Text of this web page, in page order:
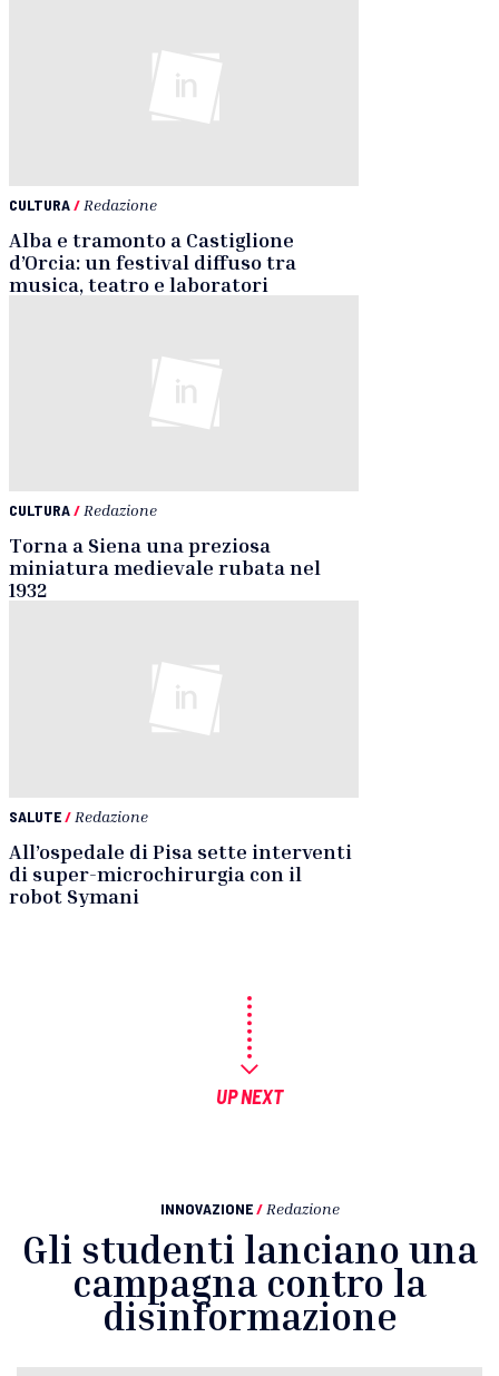
CULTURA/ Redazione
Alba e tramonto a Castiglione
d’Orcia: un festival diffuso tra
musica, teatro e laboratori
CULTURA/ Redazione
Torna a Siena una preziosa
miniatura medievale rubata nel
1932
SALUTE/ Redazione
All’ospedale di Pisa sette interventi
di super-microchirurgia con il
robot Symani
UP NEXT
INNOVAZIONE / Redazione
Gli studenti lanciano una
campagna contro la
disinformazione